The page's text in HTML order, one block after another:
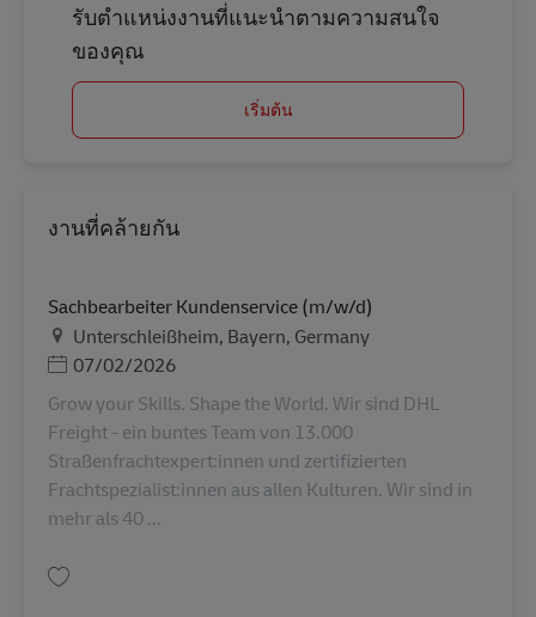
รับตำแหน่งงานที่แนะนำตามความสนใจ
ของคุณ
เริ่มต้น
งานที่คล้ายกัน
Sachbearbeiter Kundenservice (m/w/d)
สถานที่
Unterschleißheim, Bayern, Germany
Posted Date
07/02/2026
Grow your Skills. Shape the World. Wir sind DHL
Freight - ein buntes Team von 13.000
Straßenfrachtexpert:innen und zertifizierten
Frachtspezialist:innen aus allen Kulturen. Wir sind in
mehr als 40 ...